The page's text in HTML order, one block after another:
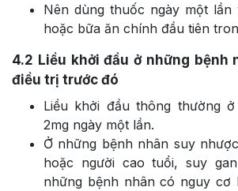
Nên dùng thuốc ngày một lần
hoặc bữa ăn chính đầu tiên
4.2 Liều khởi đầu ở những bệnh
điều trị trước đó
Liều khởi đầu thông thường
2mg ngày một lần.
Ở những bệnh nhân suy
hoặc người cao tuổi, suy
những bệnh nhân có nguy cơ